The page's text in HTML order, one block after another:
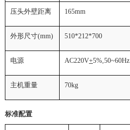
压头外壁距离 165mm
外形尺寸(mm) 510*212*700
电源 AC220V+5%,50~60Hz
主机重量 70kg
标准配置